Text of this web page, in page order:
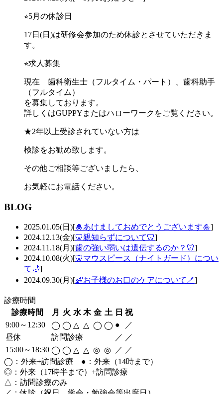
⭐︎5月の休診日
17日(日)は研修会参加のため休診とさせていただきま
す。
⭐︎求人募集
現在 歯科衛生士（フルタイム・パート）、歯科助手
（フルタイム）
を募集しております。
詳しくはGUPPYまたはハローワークをご覧ください。
★2年以上受診されていない方は
検診をお勧め致します。
その他ご相談等ございましたら、
お気軽にお電話ください。
BLOG
2025.01.05(日)[🎍あけましておめでとうございます🎍]
2024.12.13(金)[🦷親知らずについて🦷]
2024.11.18(月)[歯の強い弱いは遺伝するのか？🦷]
2024.10.08(火)[🦷マウスピース（ナイトガード）につい
て🌙]
2024.09.30(月)[👶お子様のお口のケアについて🪥]
診療時間
診療時間
月 火 水 木 金 土 日 祝
9:00～12:30
◯ ◯ △ △ ◯ ◯ ●
／
昼休
訪問診療 ／ ／
15:00～18:30 ◯ ◯ △ △ ◎ ◎ ／ ／
◯：外来+訪問診療 ●：外来（14時まで）
◎：外来（17時半まで）+訪問診療
△：訪問診療のみ